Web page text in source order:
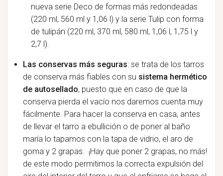
nueva serie Deco de formas más redondeadas
(220 ml, 560 ml y 1,06 l) y la serie Tulip con forma
de tulipán (220 ml, 370 ml, 580 ml, 1,06 l, 1,75 l y
2,7 l).
Las conservas más seguras: se trata de los tarros
de conserva más fiables con su sistema hermético
de autosellado, puesto que en caso de que la
conserva pierda el vacío nos daremos cuenta muy
fácilmente. Para hacer la conserva en casa, antes
de llevar el tarro a ebullición o de poner al baño
maría lo tapamos con la tapa de vidrio, el aro de
goma y 2 grapas. ¡Hay que poner 2 grapas, no más!
de este modo permitimos la correcta expulsión del